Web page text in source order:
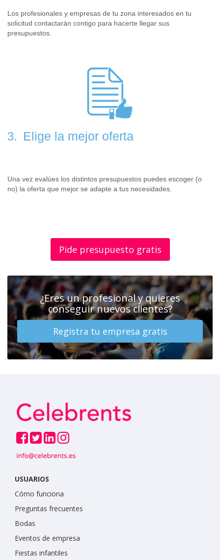
Los profesionales y empresas de tu zona interesados en tu
solicitud contactarán contigo para hacerte llegar sus
presupuestos.
3. Elige la mejor oferta
Una vez evalúes los distintos presupuestos puedes escoger (o
no) la oferta que mejor se adapte a tus necesidades.
Pide presupuesto gratis
¿Eres un profesional y quieres
conseguir nuevos clientes?
Registra tu empresa gratis
USUARIOS
Cómo funciona
Preguntas frecuentes
Bodas
Eventos de empresa
Fiestas infantiles